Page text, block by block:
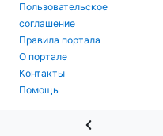
Пользовательское
соглашение
Правила портала
О портале
Контакты
Помощь